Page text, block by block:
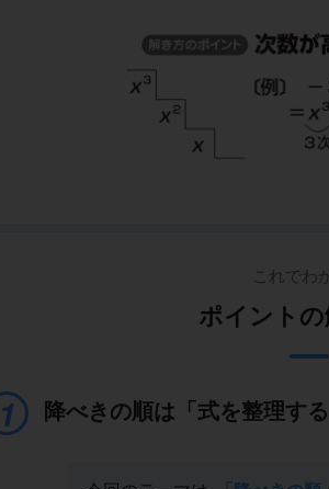
これでわ
ポイント
降べきの順は「式を整理する